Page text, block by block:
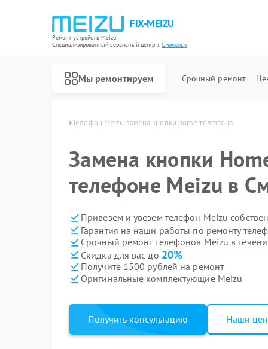
FIX-MEIZU
Ремонт устройств Meizu
Специализированный cервисный центр г.Смоленск
Мы ремонтируем Срочный ремонт
Meizu в Смоленске Телефон Meizu замена кнопки home телефона
Замена кнопки
телефоне Meizu в
Привезем и увезем телефон Meizu
Гарантия на наши работы по ремонту
Срочный ремонт телефонов Meizu в
Скидка для вас до 20%
Получите 1500 рублей на ремонт
Оригинальные комплектующие Meizu
Получить консультацию Наши